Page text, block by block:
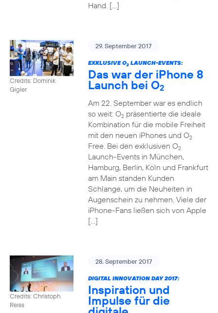
Hand. […]
Credits: Dominik
Gigler
29. September 2017
EXKLUSIVE O2LAUNCH-EVENTS:
Das war der iPhone 8
Launch bei O2
Am 22. September war es endlich
so weit: O2präsentierte die ideale
Kombination für die mobile Freiheit
mit den neuen iPhones und O2
Free. Bei den exklusiven O2
Launch-Events in München,
Hamburg, Berlin, Köln und Frankfurt
am Main standen Kunden
Schlange, um die Neuheiten in
Augenschein zu nehmen. Viele der
iPhone-Fans ließen sich von Apple
[…]
Credits: Christoph
Reiss
28. September 2017
DIGITAL INNOVATION DAY 2017:
Inspiration und
Impulse für die